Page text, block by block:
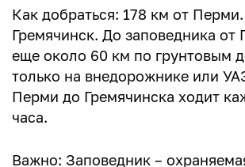
Как добраться: 178 км от Перми.
Гремячинск. До заповедника от
еще около 60 км по грунтовым
только на внедорожнике или
Перми до Гремячинска ходит
часа.
Важно: Заповедник –